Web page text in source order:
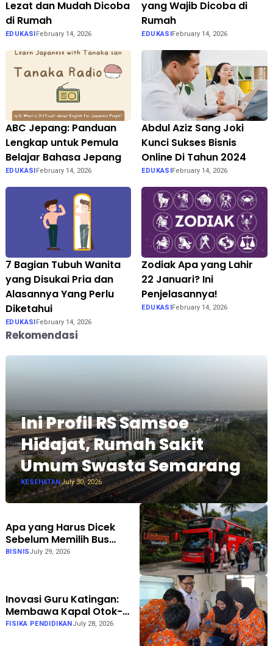
Lezat dan Mudah Dicoba
di Rumah
EDUKASIFebruary 14, 2026
yang Wajib Dicoba di
Rumah
EDUKASIFebruary 14, 2026
ABC Jepang: Panduan
Lengkap untuk Pemula
Belajar Bahasa Jepang
EDUKASI February 14, 2026
Abdul Aziz Sang Joki
Kunci Sukses Bisnis
Online Di Tahun 2024
EDUKASI February 14, 2026
7 Bagian Tubuh Wanita
yang Disukai Pria dan
Alasannya Yang Perlu
Diketahui
EDUKASI February 14, 2026
Zodiak Apa yang Lahir
22 Januari? Ini
Penjelasannya!
EDUKASI February 14, 2026
Rekomendasi
Ini Profil RS Samsoe
Hidajat, Rumah Sakit
Umum Swasta Semarang
KESEHATANJuly 30, 2026
Apa yang Harus Dicek
Sebelum Memilih Bus
Pariwisata? Bhisa Wisata
BISNISJuly 29, 2026
Inovasi Guru Katingan:
Membawa Kapal Otok-
Otok ke Kelas dengan
FISIKA PENDIDIKANJuly 28, 2026